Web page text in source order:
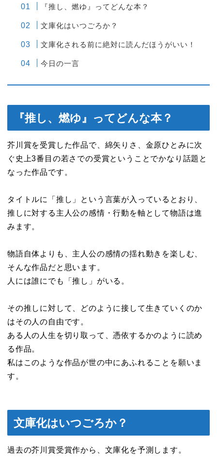
『推し、燃ゆ』ってどんな本？
文庫化はいつごろか？
文庫化される前に絶対に読んだほうがいい！
今日の一言
『推し、燃ゆ』ってどんな本？
芥川賞を受賞した作品で、綿矢りさ、金原ひとみに次
ぐ史上3番目の若さでの受賞ということでかなり話題と
なった作品です。
タイトルに「推し」という言葉が入っているとおり、
推しに対する主人公の感情・行動を軸として物語は進
みます。
物語自体よりも、主人公の感情の揺れ動きを楽しむ、
そんな作品だと思います。
人には誰にでも「推し」がいる。
その推しに対して、どのように接して生きていくのか
はその人の自由です。
ある人の人生を切り取って、憑依するかのように読め
る作品。
私はこのような作品が世の中にあふれることを願いま
す。
文庫化はいつごろか？
過去の芥川賞受賞作から、文庫化を予測します。